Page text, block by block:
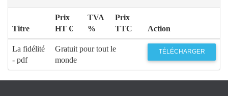
Titre
Prix
HT €
TVA
%
Prix
TTC
Action
La fidélité
- pdf
Gratuit pour tout le
monde
TÉLÉCHARGER